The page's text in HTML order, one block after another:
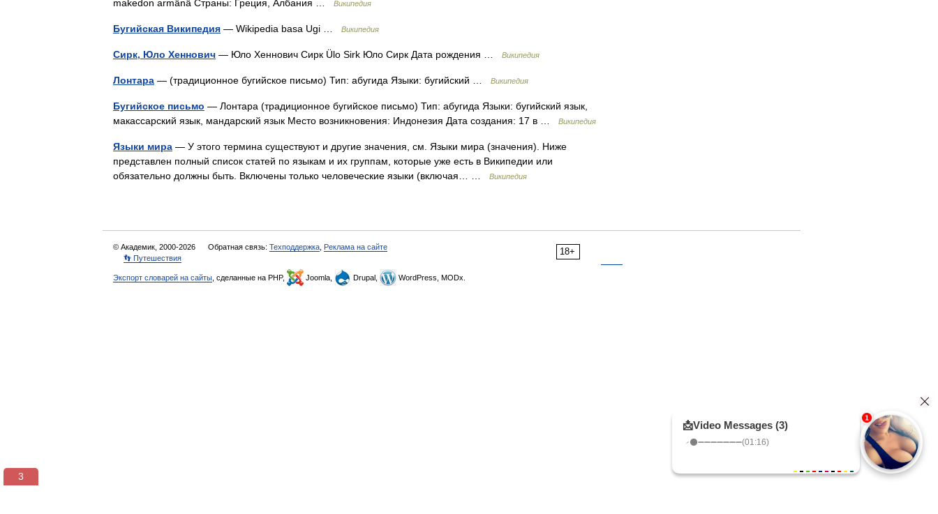
makedon armânâ Страны: Греция, Албания …
Википедия
Бугийская Википедия — Wikipedia basa Ugi … Википедия
Сирк, Юло Хеннович — Юло Хеннович Сирк Ülo Sirk Юло Сирк Дата рождения … Википедия
Лонтара — (традиционное бугийское письмо) Тип: абугида Языки: бугийский … Википедия
Бугийское письмо — Лонтара (традиционное бугийское письмо) Тип: абугида Языки: бугийский язык,
макассарский язык, мандарский язык Место возникновения: Индонезия Дата создания: 17 в …
Википедия
Языки мира — У этого термина существуют и другие значения, см. Языки мира (значения). Ниже
представлен полный список статей по языкам и их группам, которые уже есть в Википедии или
обязательно должны быть. Включены только человеческие языки (включая… …
Википедия
18+
© Академик, 2000-2026 Обратная связь: Техподдержка Реклама на сайте
👣 Путешествия
Экспорт словарей на сайты , сделанные на PHP, Joomla, Drupal, WordPress, MODx.
3